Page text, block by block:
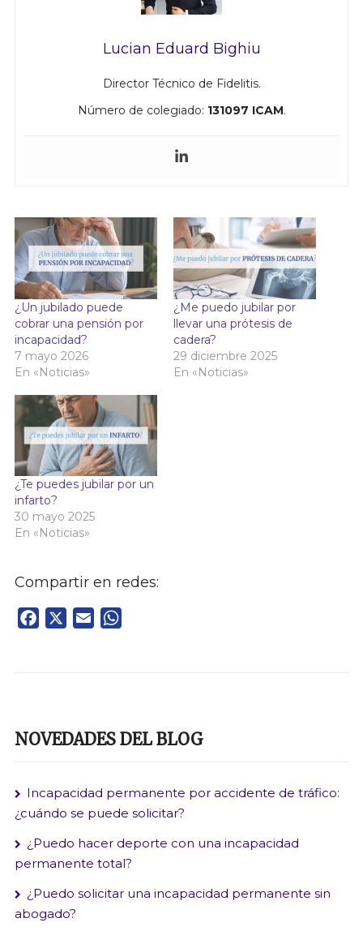
Lucian Eduard Bighiu
Director Técnico de Fidelitis.
Número de colegiado: 131097 ICAM.
¿Un jubilado puede
cobrar una pensión por
incapacidad?
7 mayo 2026
En «Noticias»
¿Me puedo jubilar por
llevar una prótesis de
cadera?
29 diciembre 2025
En «Noticias»
¿Te puedes jubilar por un
infarto?
30 mayo 2025
En «Noticias»
Compartir en redes:
Facebook Email
NOVEDADES DEL BLOG
Incapacidad permanente por accidente de tráfico:
¿cuándo se puede solicitar?
¿Puedo hacer deporte con una incapacidad
permanente total?
¿Puedo solicitar una incapacidad permanente sin
abogado?